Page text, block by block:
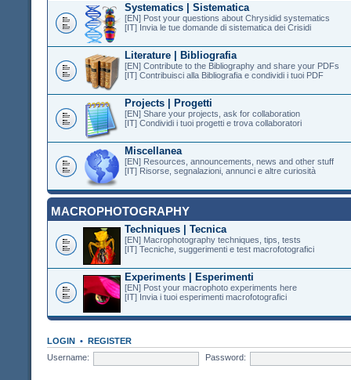
Systematics | Sistematica
[EN] Post your questions about Chrysidid systematics
[IT] Invia le tue domande di sistematica dei Crisidi
Literature | Bibliografia
[EN] Contribute to the Bibliography and share your PDFs
[IT] Contribuisci alla Bibliografia e condividi i tuoi PDF
Projects | Progetti
[EN] Share your projects, ask for collaboration
[IT] Condividi i tuoi progetti e trova collaboratori
Miscellanea
[EN] Resources, announcements, news and other stuff
[IT] Risorse, segnalazioni, annunci e altre curiosità
MACROPHOTOGRAPHY
Techniques | Tecnica
[EN] Macrophotography techniques, tips, tests
[IT] Tecniche, suggerimenti e test macrofotografici
Experiments | Esperimenti
[EN] Post your macrophoto experiments here
[IT] Invia i tuoi esperimenti macrofotografici
LOGIN • REGISTER
Username:
Password: